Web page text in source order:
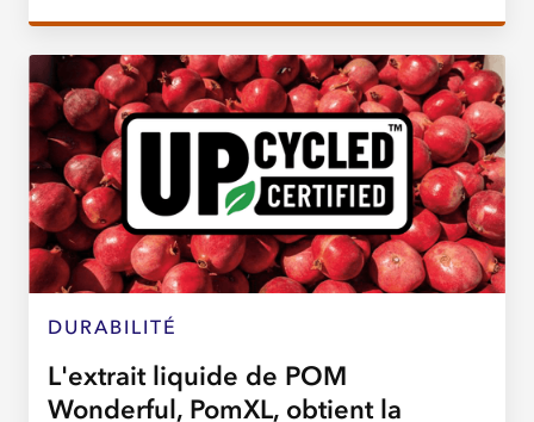
DURABILITÉ
L'extrait liquide de POM
Wonderful, PomXL, obtient la